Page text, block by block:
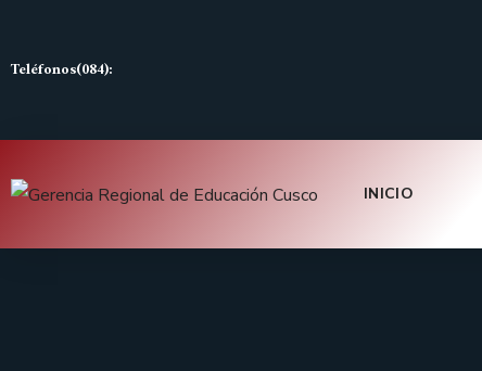
Teléfonos(084):
INICIO